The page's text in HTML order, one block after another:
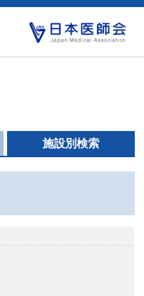
施設別検索